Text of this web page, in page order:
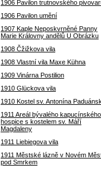
1906 Pavilon trutnovského
1906 Pavilon umění
1907 Kaple Neposkvrněné Panny
Marie Královny andělů U Obrázku
1908 Čžižkova vila
1908 Vlastní vila Maxe Kühna
1909 Vinárna Postilion
1910 Glückova vila
1910 Kostel sv. Antonína
1911 Areál bývalého kapucínského
hospice s kostelem sv. Máří
Magdaleny
1911 Liebiegova vila
1911 Městské lázně v Novém
pod Smrkem